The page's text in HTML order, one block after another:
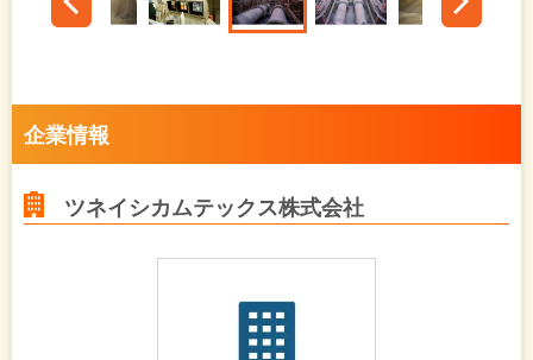
企業情報
ツネイシカムテックス株式会社